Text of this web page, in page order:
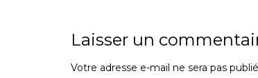
Laisser un
Votre adresse e-mail ne sera pas